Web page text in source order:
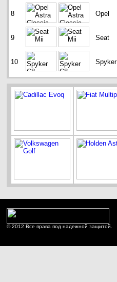
8 Opel
9 Seat
10 Spyker
© 2012 Все права под надежной защитой.